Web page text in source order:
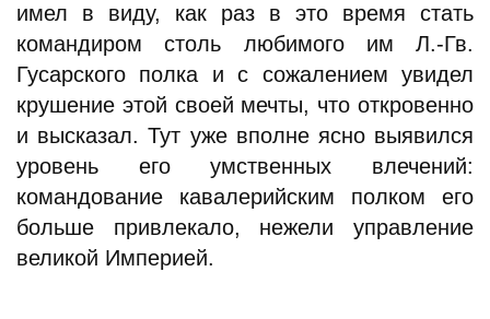
имел в виду, как раз в это время стать
командиром столь любимого им Л.-Гв.
Гусарского полка и с сожалением увидел
крушение этой своей мечты, что откровенно
и высказал. Тут уже вполне ясно выявился
уровень его умственных влечений:
командование кавалерийским полком его
больше привлекало, нежели управление
великой Империей.